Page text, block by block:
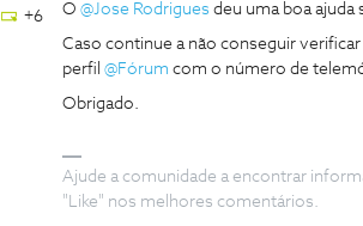
+6 O ​ @Jose Rodrigues deu uma boa ajuda
Caso continue a não conseguir
perfil ​ @Fórum com o número de
Obrigado.
Ajude a comunidade a encontrar
"Like" nos melhores comentários.